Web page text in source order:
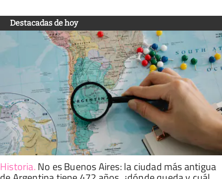
Destacadas de hoy
Historia.No es Buenos Aires: la ciudad más antigua